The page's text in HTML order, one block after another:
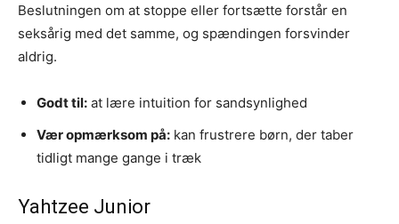
Beslutningen om at stoppe eller fortsætte forstår en
seksårig med det samme, og spændingen forsvinder
aldrig.
Godt til: at lære intuition for sandsynlighed
Vær opmærksom på: kan frustrere børn, der taber
tidligt mange gange i træk
Yahtzee Junior